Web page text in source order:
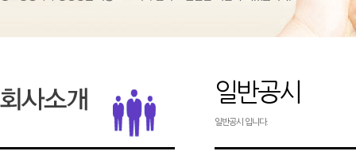
일반공시
일반공시 입니다.